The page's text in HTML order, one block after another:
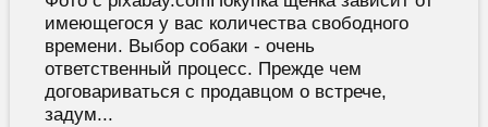
имеющегося у вас количества свободного
времени. Выбор собаки - очень
ответственный процесс. Прежде чем
договариваться с продавцом о встрече,
задум...